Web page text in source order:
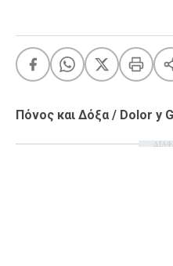
LIFE
Food
Body+Mind
Σπίτι
Family
Σχέσεις
Πόνος και Δόξα / Dolor y